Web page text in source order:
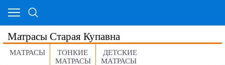
Матрасы Старая Купавна
МАТРАСЫ
ТОНКИЕ
МАТРАСЫ
ДЕТСКИЕ
МАТРАСЫ